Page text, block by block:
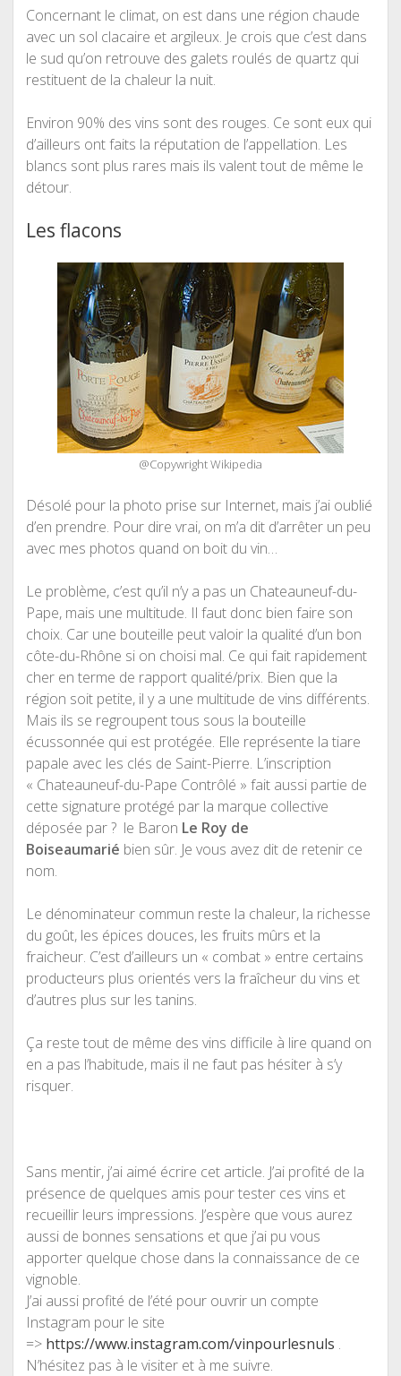
Concernant le climat, on est dans une région chaude
avec un sol clacaire et argileux. Je crois que c’est dans
le sud qu’on retrouve des galets roulés de quartz qui
restituent de la chaleur la nuit.
Environ 90% des vins sont des rouges. Ce sont eux qui
d’ailleurs ont faits la réputation de l’appellation. Les
blancs sont plus rares mais ils valent tout de même le
détour.
Les flacons
@Copywright Wikipedia
Désolé pour la photo prise sur Internet, mais j’ai oublié
d’en prendre. Pour dire vrai, on m’a dit d’arrêter un peu
avec mes photos quand on boit du vin…
Le problème, c’est qu’il n’y a pas un Chateauneuf-du-
Pape, mais une multitude. Il faut donc bien faire son
choix. Car une bouteille peut valoir la qualité d’un bon
côte-du-Rhône si on choisi mal. Ce qui fait rapidement
cher en terme de rapport qualité/prix. Bien que la
région soit petite, il y a une multitude de vins différents.
Mais ils se regroupent tous sous la bouteille
écussonnée qui est protégée. Elle représente la tiare
papale avec les clés de Saint-Pierre. L’inscription
« Chateauneuf-du-Pape Contrôlé » fait aussi partie de
cette signature protégé par la marque collective
déposée par ? le Baron Le Roy de
Boiseaumarié bien sûr. Je vous avez dit de retenir ce
nom.
Le dénominateur commun reste la chaleur, la richesse
du goût, les épices douces, les fruits mûrs et la
fraicheur. C’est d’ailleurs un « combat » entre certains
producteurs plus orientés vers la fraîcheur du vins et
d’autres plus sur les tanins.
Ça reste tout de même des vins difficile à lire quand on
en a pas l’habitude, mais il ne faut pas hésiter à s’y
risquer.
Sans mentir, j’ai aimé écrire cet article. J’ai profité de la
présence de quelques amis pour tester ces vins et
recueillir leurs impressions. J’espère que vous aurez
aussi de bonnes sensations et que j’ai pu vous
apporter quelque chose dans la connaissance de ce
vignoble.
J’ai aussi profité de l’été pour ouvrir un compte
Instagram pour le site
=> https://www.instagram.com/vinpourlesnuls .
N’hésitez pas à le visiter et à me suivre.